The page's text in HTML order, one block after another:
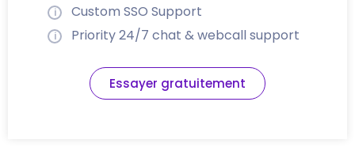
Custom SSO Support
Priority 24/7 chat & webcall support
Essayer gratuitement